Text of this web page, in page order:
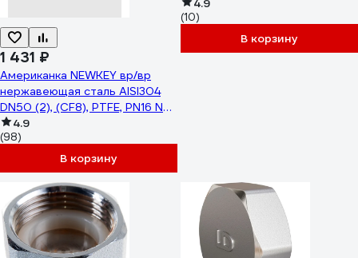
1 431 ₽
Американка NEWKEY вр/вр
нержавеющая сталь AISI304
DN50 (2), (CF8), PTFE, PN16 NK-
ADD50/4
4.9
(98)
В корзину
4.9
(10)
В корзину